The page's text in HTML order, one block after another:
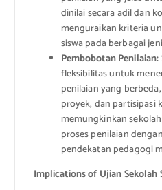
dinilai secara adil dan
menguraikan kriteria
siswa pada berbagai
Pembobotan Penilaian:
fleksibilitas untuk
penilaian yang
proyek, dan partisipasi
memungkinkan
proses penilaian
pendekatan pedagogi
Implications of Ujian Sekolah